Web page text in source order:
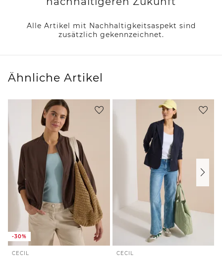
Alle Artikel mit Nachhaltigkeitsaspekt sind
zusätzlich gekennzeichnet.
Ähnliche Artikel
-30%
CECIL CECIL